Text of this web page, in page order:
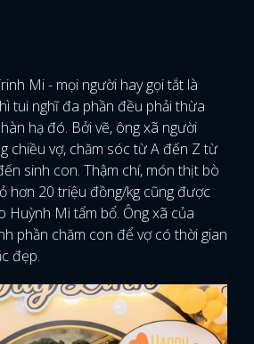
Mi - mọi người hay gọi tắt là
tui nghĩ đa phần đều phải thừa
hạ đó. Bởi vẽ, ông xã người
chiều vợ, chăm sóc từ A đến Z từ
sinh con. Thậm chí, món thịt bò
hơn 20 triệu đồng/kg cũng được
Huỳnh Mi tẩm bổ. Ông xã của
phần chăm con để vợ có thời gian
đẹp.